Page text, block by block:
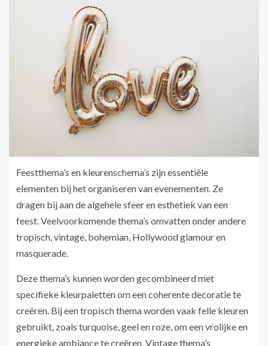
Feestthema’s en kleurenschema’s zijn essentiële
elementen bij het organiseren van evenementen. Ze
dragen bij aan de algehele sfeer en esthetiek van een
feest. Veelvoorkomende thema’s omvatten onder andere
tropisch, vintage, bohemian, Hollywood glamour en
masquerade.
Deze thema’s kunnen worden gecombineerd met
specifieke kleurpaletten om een coherente decoratie te
creëren. Bij een tropisch thema worden vaak felle kleuren
gebruikt, zoals turquoise, geel en roze, om een vrolijke en
energieke ambiance te creëren. Vintage thema’s